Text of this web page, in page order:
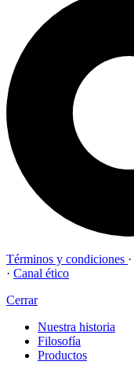
Términos y condiciones ·
· Canal ético
Cerrar
Nuestra historia
Filosofía
Productos